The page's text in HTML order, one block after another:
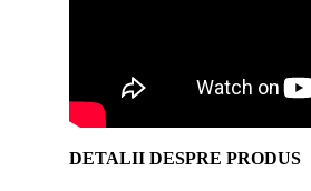
DETALII DESPRE PRODUS